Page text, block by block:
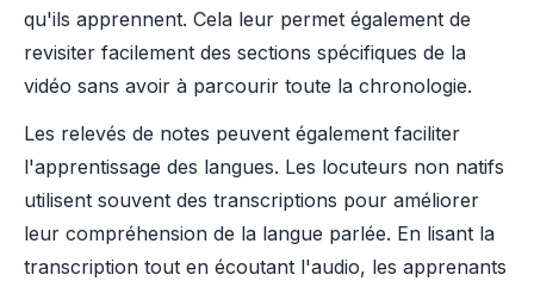
qu'ils apprennent. Cela leur permet également de
revisiter facilement des sections spécifiques de la
vidéo sans avoir à parcourir toute la chronologie.
Les relevés de notes peuvent également faciliter
l'apprentissage des langues. Les locuteurs non natifs
utilisent souvent des transcriptions pour améliorer
leur compréhension de la langue parlée. En lisant la
transcription tout en écoutant l'audio, les apprenants